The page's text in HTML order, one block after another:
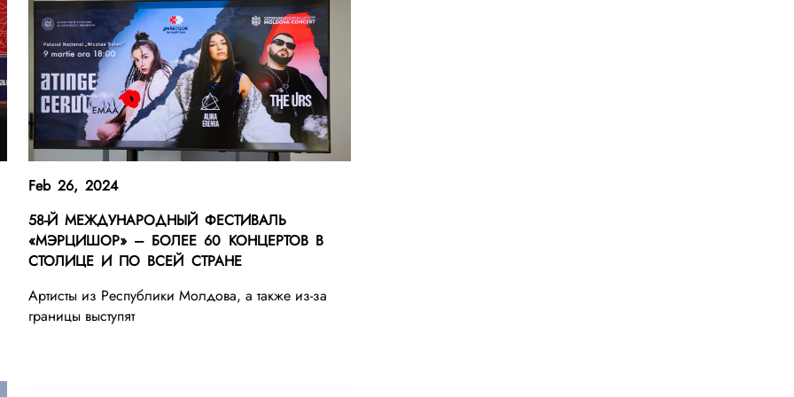
Feb 26, 2024
58-Й МЕЖДУНАРОДНЫЙ ФЕСТИВАЛЬ
«МЭРЦИШОР» – БОЛЕЕ 60 КОНЦЕРТОВ В
СТОЛИЦЕ И ПО ВСЕЙ СТРАНЕ
Артисты из Республики Молдова, а также из-за
границы выступят